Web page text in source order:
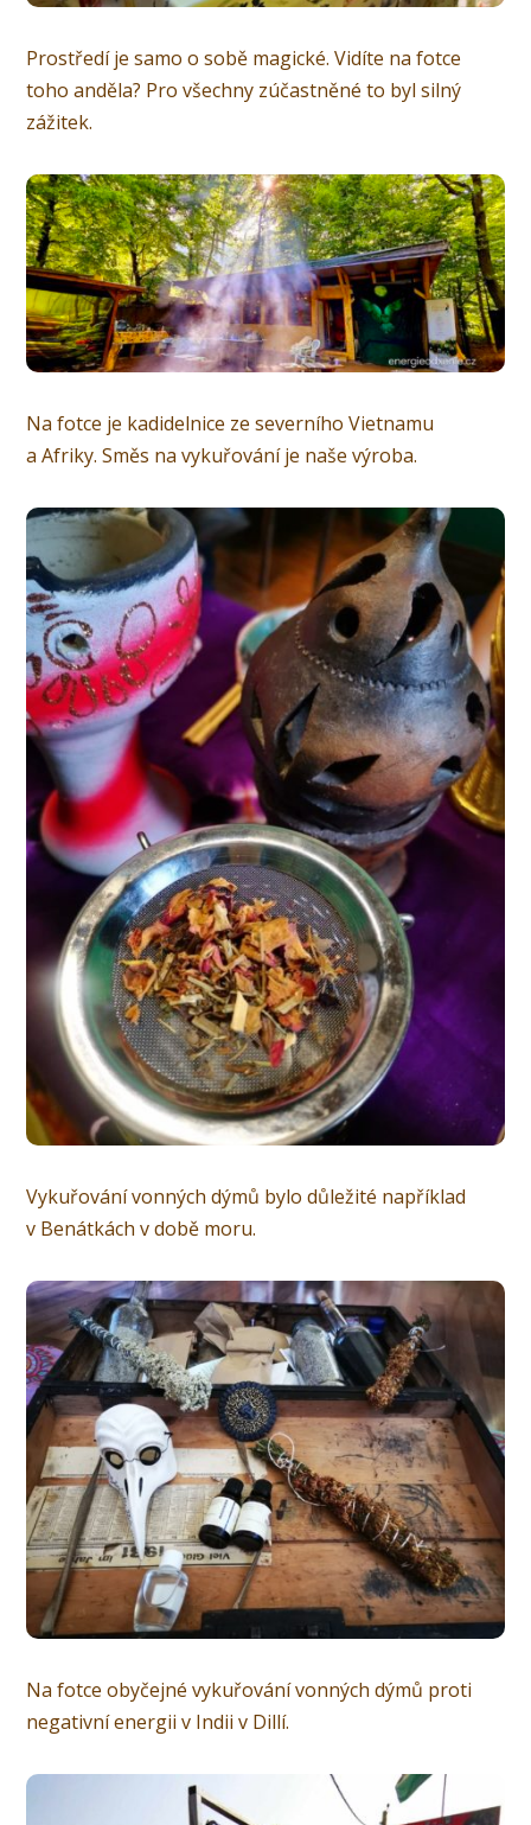
Prostředí je samo o sobě magické. Vidíte na fotce
toho anděla? Pro všechny zúčastněné to byl silný
zážitek.
Na fotce je kadidelnice ze severního Vietnamu
a Afriky. Směs na vykuřování je naše výroba.
Vykuřování vonných dýmů bylo důležité například
v Benátkách v době moru.
Na fotce obyčejné vykuřování vonných dýmů proti
negativní energii v Indii v Dillí.